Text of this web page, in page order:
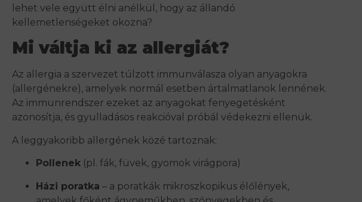
lehet vele együtt élni anélkül, hogy az állandó
kellemetlenségeket okozna?
Mi váltja ki az allergiát?
Az allergia a szervezet túlzott immunválasza olyan anyagokra
(allergénekre), amelyek normál esetben ártalmatlanok lennének.
Az immunrendszer ezeket az anyagokat fenyegetésként
azonosítja, és gyulladásos reakcióval próbál védekezni ellenük.
A leggyakoribb allergének közé tartoznak:
Pollenek (pl. fák, füvek, gyomok virágpora)
Házi poratka – a poratkák mikroszkopikus élőlények,